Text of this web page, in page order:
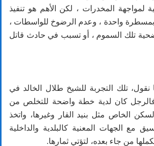
لمواجهة المخدرات ، لكن الأهم هو تنفيذ
بمسطرة واحدة ، وعدم الرضوخ للواسطات ،
تلك السموم ، أو تسبب في حادث قاتل
تلك التجربة للشيخ طلال الخالد في
كان لدية خطة واضحة للتخلص من
الخاص مثل بنيد القار وغيرها، واتخذ
مع الجهات المعنية كالبلدية والداخلية
من جاء بعده، لتؤتي ثمارها.